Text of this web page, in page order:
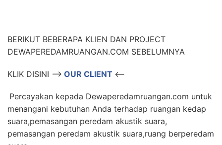
BERIKUT BEBERAPA KLIEN DAN PROJECT
DEWAPEREDAMRUANGAN.COM SEBELUMNYA
KLIK DISINI –> OUR CLIENT <–
Percayakan kepada Dewaperedamruangan.com untuk
menangani kebutuhan Anda terhadap ruangan kedap
suara,pemasangan peredam akustik suara,
pemasangan peredam akustik suara,ruang berperedam